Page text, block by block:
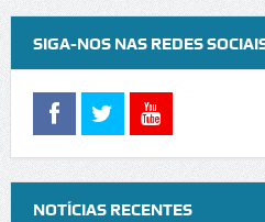
SIGA-NOS NAS REDES
NOTÍCIAS RECENTES